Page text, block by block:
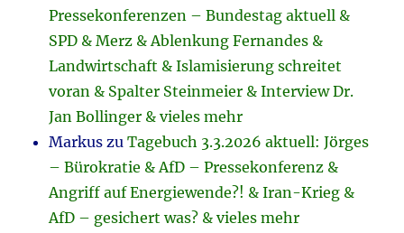
Pressekonferenzen – Bundestag aktuell &
SPD & Merz & Ablenkung Fernandes &
Landwirtschaft & Islamisierung schreitet
voran & Spalter Steinmeier & Interview Dr.
Jan Bollinger & vieles mehr
Markus zuTagebuch 3.3.2026 aktuell: Jörges
– Bürokratie & AfD – Pressekonferenz &
Angriff auf Energiewende?! & Iran-Krieg &
AfD – gesichert was? & vieles mehr